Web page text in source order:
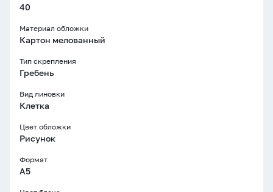
40
Материал обложки
Картон мелованный
Тип скрепления
Гребень
Вид линовки
Клетка
Цвет обложки
Рисунок
Формат
A5